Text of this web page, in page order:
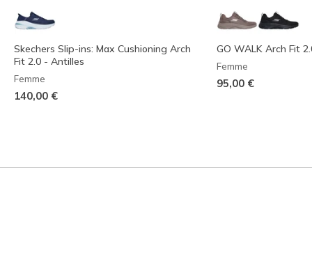
Skechers Slip-ins: Max Cushioning Arch
Fit 2.0 - Antilles
Femme
140,00 €
GO WALK Arch Fit
Femme
95,00 €